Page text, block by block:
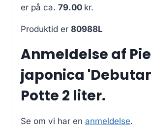
er på ca. 79.00 kr.
Produktid er 80988L
Anmeldelse af
japonica
Potte 2 liter.
Se om vi har en anmeldelse.